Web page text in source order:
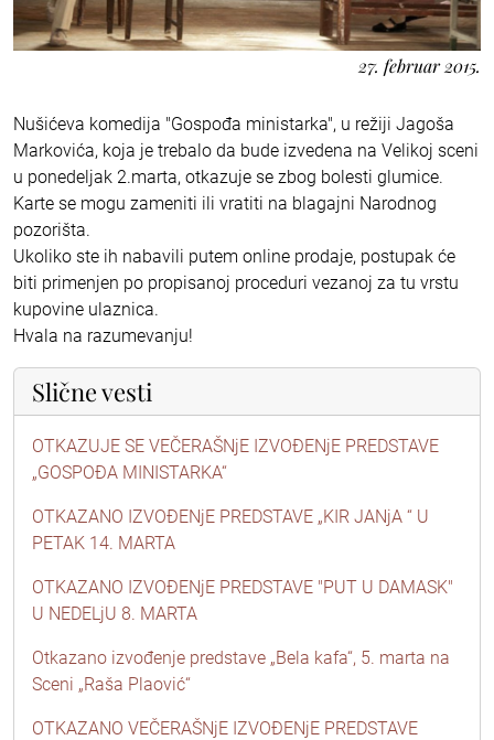
27. februar 2015.
Nušićeva komedija "Gospođa ministarka", u režiji Jagoša
Markovića, koja je trebalo da bude izvedena na Velikoj sceni
u ponedeljak 2.marta, otkazuje se zbog bolesti glumice.
Karte se mogu zameniti ili vratiti na blagajni Narodnog
pozorišta.
Ukoliko ste ih nabavili putem online prodaje, postupak će
biti primenjen po propisanoj proceduri vezanoj za tu vrstu
kupovine ulaznica.
Hvala na razumevanju!
Slične vesti
OTKAZUJE SE VEČERAŠNjE IZVOĐENjE PREDSTAVE
„GOSPOĐA MINISTARKA“
OTKAZANO IZVOĐENjE PREDSTAVE „KIR JANjA “ U
PETAK 14. MARTA
OTKAZANO IZVOĐENjE PREDSTAVE "PUT U DAMASK"
U NEDELjU 8. MARTA
Otkazano izvođenje predstave „Bela kafa“, 5. marta na
Sceni „Raša Plaović“
OTKAZANO VEČERAŠNjE IZVOĐENjE PREDSTAVE